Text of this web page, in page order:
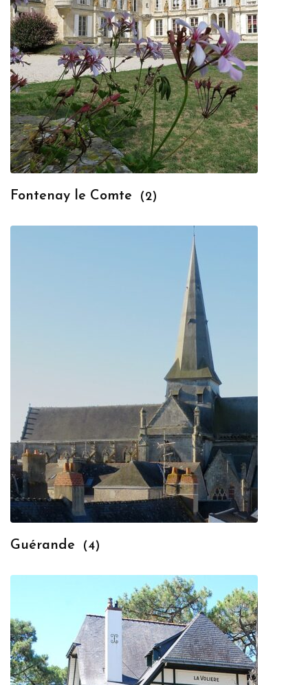
Fontenay le Comte (2)
Guérande (4)